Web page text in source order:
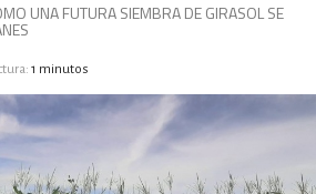
UNA FUTURA SIEMBRA DE GIRASOL SE
1 minutos